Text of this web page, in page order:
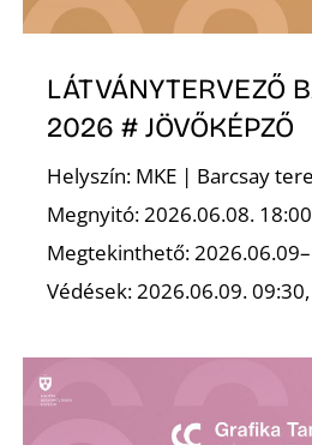
LÁTVÁNYTERVEZŐ
2026 # JÖVŐKÉPZŐ
Helyszín: MKE | Barcsay
Megnyitó: 2026.06.08. 18:00
Megtekinthető:
Védések: 2026.06.09.